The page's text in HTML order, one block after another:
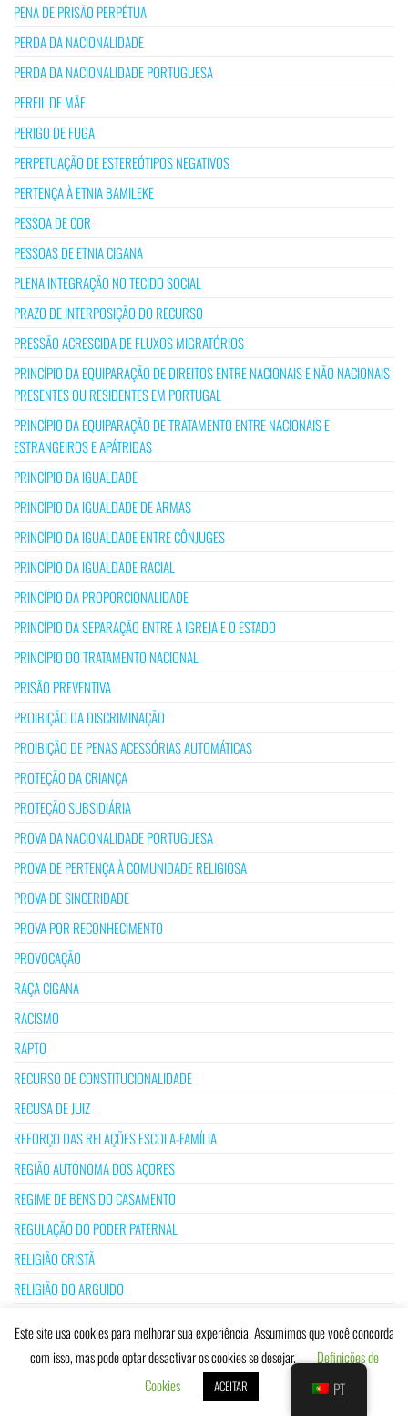
PENA DE PRISÃO PERPÉTUA
PERDA DA NACIONALIDADE
PERDA DA NACIONALIDADE PORTUGUESA
PERFIL DE MÃE
PERIGO DE FUGA
PERPETUAÇÃO DE ESTEREÓTIPOS NEGATIVOS
PERTENÇA À ETNIA BAMILEKE
PESSOA DE COR
PESSOAS DE ETNIA CIGANA
PLENA INTEGRAÇÃO NO TECIDO SOCIAL
PRAZO DE INTERPOSIÇÃO DO RECURSO
PRESSÃO ACRESCIDA DE FLUXOS MIGRATÓRIOS
PRINCÍPIO DA EQUIPARAÇÃO DE DIREITOS ENTRE NACIONAIS E NÃO NACIONAIS
PRESENTES OU RESIDENTES EM PORTUGAL
PRINCÍPIO DA EQUIPARAÇÃO DE TRATAMENTO ENTRE NACIONAIS E
ESTRANGEIROS E APÁTRIDAS
PRINCÍPIO DA IGUALDADE
PRINCÍPIO DA IGUALDADE DE ARMAS
PRINCÍPIO DA IGUALDADE ENTRE CÔNJUGES
PRINCÍPIO DA IGUALDADE RACIAL
PRINCÍPIO DA PROPORCIONALIDADE
PRINCÍPIO DA SEPARAÇÃO ENTRE A IGREJA E O ESTADO
PRINCÍPIO DO TRATAMENTO NACIONAL
PRISÃO PREVENTIVA
PROIBIÇÃO DA DISCRIMINAÇÃO
PROIBIÇÃO DE PENAS ACESSÓRIAS AUTOMÁTICAS
PROTEÇÃO DA CRIANÇA
PROTEÇÃO SUBSIDIÁRIA
PROVA DA NACIONALIDADE PORTUGUESA
PROVA DE PERTENÇA À COMUNIDADE RELIGIOSA
PROVA DE SINCERIDADE
PROVA POR RECONHECIMENTO
PROVOCAÇÃO
RAÇA CIGANA
RACISMO
RAPTO
RECURSO DE CONSTITUCIONALIDADE
RECUSA DE JUIZ
REFORÇO DAS RELAÇÕES ESCOLA-FAMÍLIA
REGIÃO AUTÓNOMA DOS AÇORES
REGIME DE BENS DO CASAMENTO
REGULAÇÃO DO PODER PATERNAL
RELIGIÃO CRISTÃ
RELIGIÃO DO ARGUIDO
RELIGIÃO MUÇULMANA
Este site usa cookies para melhorar sua experiência. Assumimos que você concorda
com isso, mas pode optar desactivar os cookies se desejar.
Definições de
Cookies
ACEITAR PT